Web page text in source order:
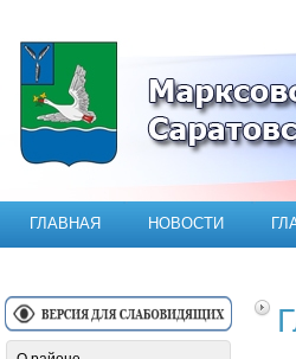
Официальный сайт
ГЛАВНАЯ НОВОСТИ